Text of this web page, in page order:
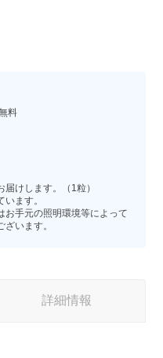
料
届けします。（1粒）
います。
お手元の照明環境等によって
います。
詳細情報